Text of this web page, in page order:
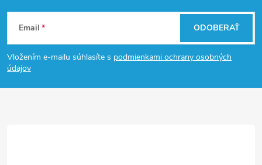
Z
á
p
Email
Vložením e-mailu súhlasíte s podmienkami ochrany osobných
údajov
ODOBERAŤ